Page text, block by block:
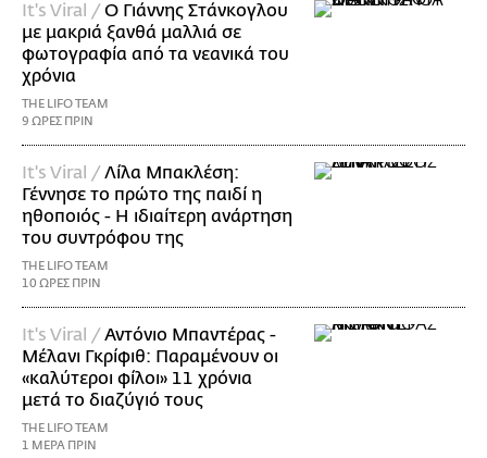
It's Viral /Ο Γιάννης Στάνκογλου
με μακριά ξανθά μαλλιά σε
φωτογραφία από τα νεανικά του
χρόνια
THE LIFO TEAM
9 ΩΡΕΣ ΠΡΙΝ
It's Viral /Λίλα Μπακλέση:
Γέννησε το πρώτο της παιδί η
ηθοποιός - Η ιδιαίτερη ανάρτηση
του συντρόφου της
THE LIFO TEAM
10 ΩΡΕΣ ΠΡΙΝ
It's Viral /Αντόνιο Μπαντέρας -
Μέλανι Γκρίφιθ: Παραμένουν οι
«καλύτεροι φίλοι» 11 χρόνια
μετά το διαζύγιό τους
THE LIFO TEAM
1 ΜΕΡΑ ΠΡΙΝ